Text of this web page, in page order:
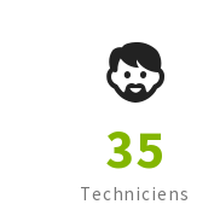
35
Techniciens